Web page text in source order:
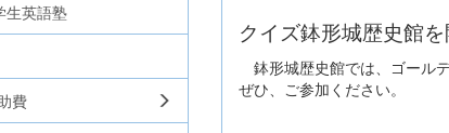
クイズ鉢形城歴史館
鉢形城歴史館では、ゴール
ぜひ、ご参加ください。
生英語塾
費